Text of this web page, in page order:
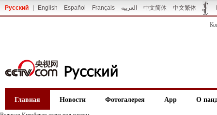
Русский English Español Français العربية 中文简体 中文繁体
Главная Новости Фотогалерея App О